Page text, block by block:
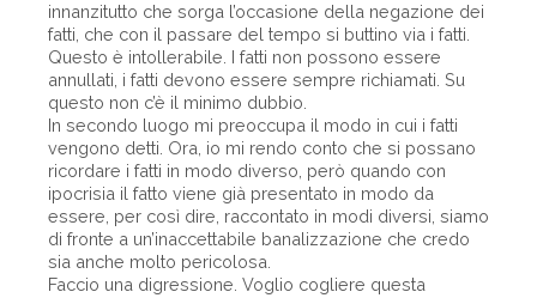
innanzitutto che sorga l’occasione della negazione dei
fatti, che con il passare del tempo si buttino via i fatti.
Questo è intollerabile. I fatti non possono essere
annullati, i fatti devono essere sempre richiamati. Su
questo non c’è il minimo dubbio.
In secondo luogo mi preoccupa il modo in cui i fatti
vengono detti. Ora, io mi rendo conto che si possano
ricordare i fatti in modo diverso, però quando con
ipocrisia il fatto viene già presentato in modo da
essere, per così dire, raccontato in modi diversi, siamo
di fronte a un’inaccettabile banalizzazione che credo
sia anche molto pericolosa.
Faccio una digressione. Voglio cogliere questa